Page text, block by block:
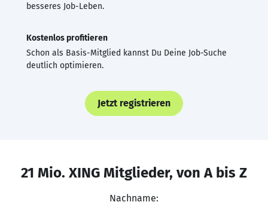
besseres Job-Leben.
Kostenlos profitieren
Schon als Basis-Mitglied kannst Du Deine Job-Suche
deutlich optimieren.
Jetzt registrieren
21 Mio. XING Mitglieder, von A bis Z
Nachname: